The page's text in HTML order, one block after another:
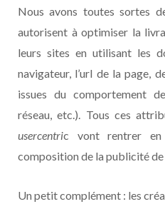
Nous avons toutes sortes
autorisent à optimiser la
leurs sites en utilisant les
navigateur, l’url de la page,
issues du comportement
réseau, etc.). Tous ces
usercentric vont rentrer en
composition de la publicité
Un petit complément : les